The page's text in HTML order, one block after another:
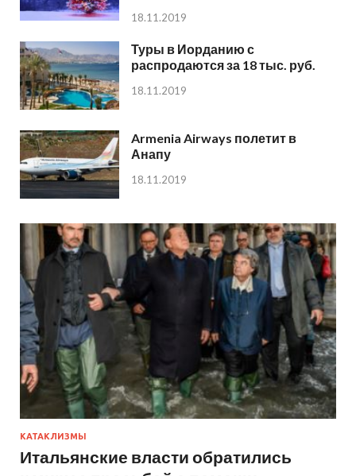
18.11.2019
Туры в Иорданию с
распродаются за 18 тыс. руб.
18.11.2019
Armenia Airways полетит в
Анапу
18.11.2019
КАТАКЛИЗМЫ
Итальянские власти обратились